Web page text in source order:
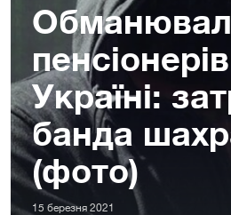
Україні:
банда
(фото)
15 березня 2021